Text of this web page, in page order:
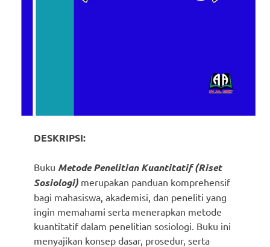
DESKRIPSI:
Buku Metode Penelitian Kuantitatif (Riset
Sosiologi) merupakan panduan komprehensif
bagi mahasiswa, akademisi, dan peneliti yang
ingin memahami serta menerapkan metode
kuantitatif dalam penelitian sosiologi. Buku ini
menyajikan konsep dasar, prosedur, serta